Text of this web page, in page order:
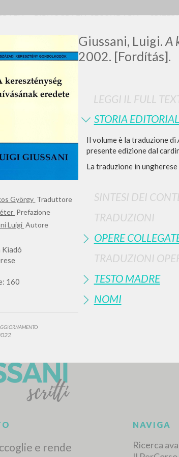
György Traduttore
Prefazione
Luigi Autore
160
Giussani, Luigi. A
2002. [Fordítás].
LEGGI IL FULL
STORIA
Il volume è la traduzione di
presente edizione dal
La traduzione in
SINTESI DEI
TRADUZIONI
OPERE
TRADUZIONI
TESTO MADRE
NOMI
BIBLIOGRAFIA SECONDARIA
TIPOLOGIA OPERA